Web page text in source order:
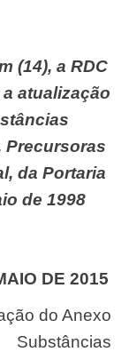
atualização
Precursoras
da Portaria
de 1998
DE 2015